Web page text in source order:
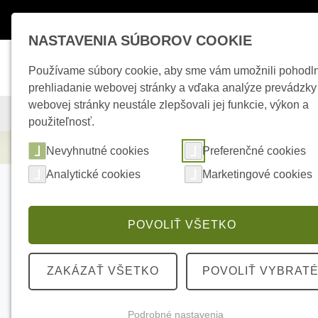
KAMEROVÉ SYSTÉMY ZABEZPEČOVACIE SYSTÉMY
Zabezpečovacie systémy AJAX
NASTAVENIA SÚBOROV COOKIE
Používame súbory cookie, aby sme vám umožnili
prehliadanie webovej stránky a vďaka analýze prevádzky
webovej stránky neustále zlepšovali jej funkcie, výkon a
použiteľnosť.
Nevyhnutné cookies
Preferenčné cookies
Analytické cookies
Marketingové cookies
POVOLIŤ VŠETKO
ZAKÁZAŤ VŠETKO POVOLIŤ VYBRATÉ
Podrobné nastavenia